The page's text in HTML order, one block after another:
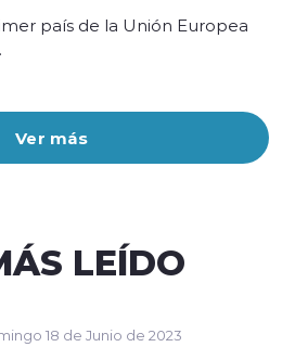
Ver más
país de la Unión Europea
LEÍDO
18 de Junio de 2023